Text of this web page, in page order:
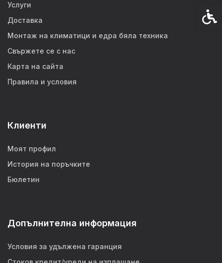
Услуги
Доставка
Монтаж на климатици и едра бяла техника
Свържете се с нас
Карта на сайта
Правила и условия
Клиенти
Моят профил
История на поръчките
Бюлетин
Допълнителна информация
Условия за удължена гаранция